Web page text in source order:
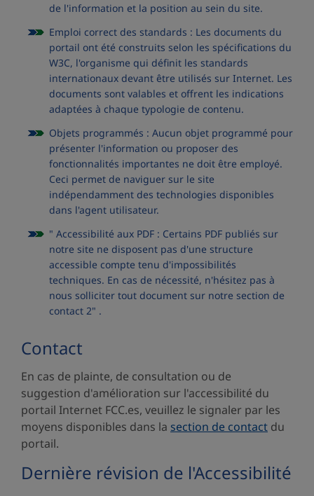
de l'information et la position au sein du site.
Emploi correct des standards : Les documents du
portail ont été construits selon les spécifications du
W3C, l'organisme qui définit les standards
internationaux devant être utilisés sur Internet. Les
documents sont valables et offrent les indications
adaptées à chaque typologie de contenu.
Objets programmés : Aucun objet programmé pour
présenter l'information ou proposer des
fonctionnalités importantes ne doit être employé.
Ceci permet de naviguer sur le site
indépendamment des technologies disponibles
dans l'agent utilisateur.
" Accessibilité aux PDF : Certains PDF publiés sur
notre site ne disposent pas d'une structure
accessible compte tenu d'impossibilités
techniques. En cas de nécessité, n'hésitez pas à
nous solliciter tout document sur notre section de
contact 2" .
Contact
En cas de plainte, de consultation ou de
suggestion d'amélioration sur l'accessibilité du
portail Internet FCC.es, veuillez le signaler par les
moyens disponibles dans la section de contact du
portail.
Dernière révision de l'Accessibilité